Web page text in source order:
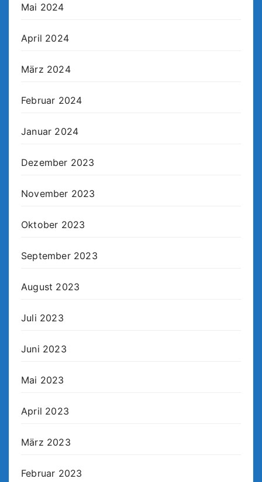
Mai 2024
April 2024
März 2024
Februar 2024
Januar 2024
Dezember 2023
November 2023
Oktober 2023
September 2023
August 2023
Juli 2023
Juni 2023
Mai 2023
April 2023
März 2023
Februar 2023